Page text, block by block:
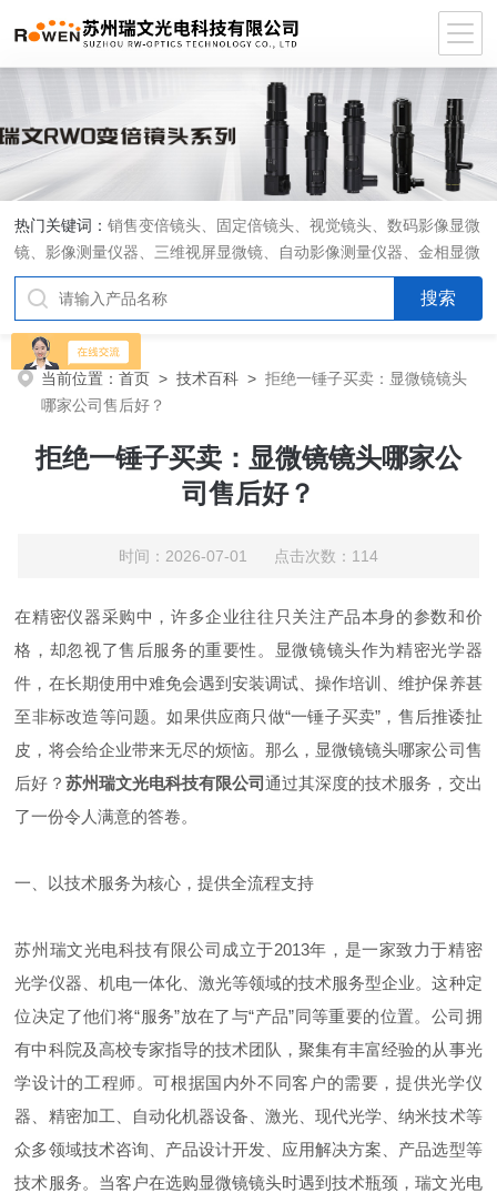
热门关键词：销售变倍镜头、固定倍镜头、视觉镜头、数码影像显微
镜、影像测量仪器、三维视屏显微镜、自动影像测量仪器、金相显微
镜、工具显微镜、显微分析软件、定制显微光学系统
当前位置：首页 >技术百科 >拒绝一锤子买卖：显微镜镜头
哪家公司售后好？
拒绝一锤子买卖：显微镜镜头哪家公
司售后好？
时间：2026-07-01 点击次数：114
在精密仪器采购中，许多企业往往只关注产品本身的参数和价
格，却忽视了售后服务的重要性。显微镜镜头作为精密光学器
件，在长期使用中难免会遇到安装调试、操作培训、维护保养甚
至非标改造等问题。如果供应商只做“一锤子买卖”，售后推诿扯
皮，将会给企业带来无尽的烦恼。那么，显微镜镜头哪家公司售
后好？ 苏州瑞文光电科技有限公司通过其深度的技术服务，交出
了一份令人满意的答卷。
一、以技术服务为核心，提供全流程支持
苏州瑞文光电科技有限公司成立于2013年，是一家致力于精密
光学仪器、机电一体化、激光等领域的技术服务型企业。这种定
位决定了他们将“服务”放在了与“产品”同等重要的位置。公司拥
有中科院及高校专家指导的技术团队，聚集有丰富经验的从事光
学设计的工程师。可根据国内外不同客户的需要，提供光学仪
器、精密加工、自动化机器设备、激光、现代光学、纳米技术等
众多领域技术咨询、产品设计开发、应用解决方案、产品选型等
技术服务。当客户在选购显微镜镜头时遇到技术瓶颈，瑞文光电